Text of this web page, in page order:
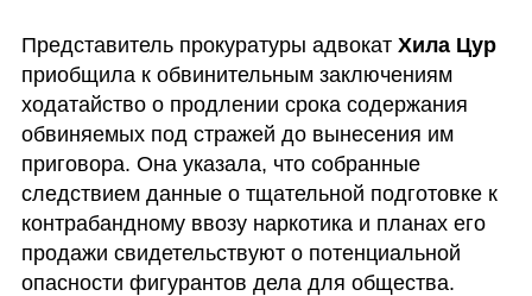
Представитель прокуратуры адвокат Хила Цур
приобщила к обвинительным заключениям
ходатайство о продлении срока содержания
обвиняемых под стражей до вынесения им
приговора. Она указала, что собранные
следствием данные о тщательной подготовке к
контрабандному ввозу наркотика и планах его
продажи свидетельствуют о потенциальной
опасности фигурантов дела для общества.